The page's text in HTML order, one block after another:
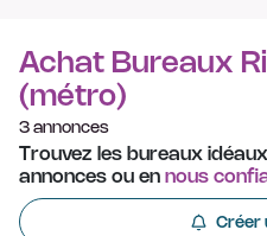
Achat Bureaux
(métro)
3 annonces
Trouvez les bureaux
annonces ou en nous
Créer